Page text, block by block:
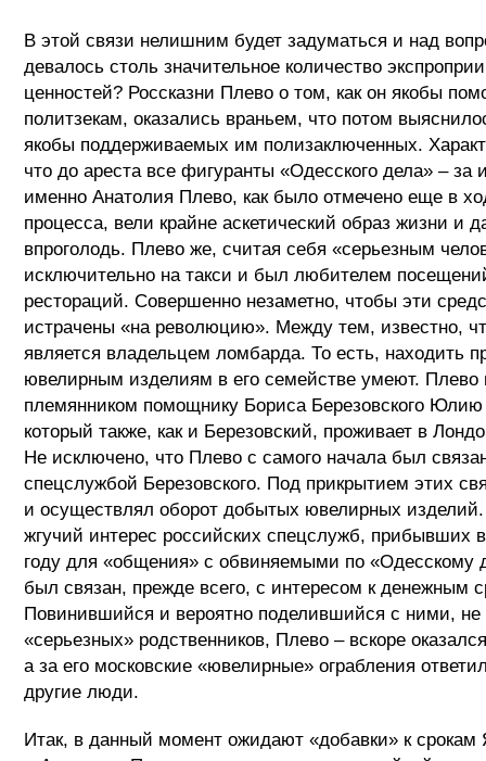
В этой связи нелишним будет задуматься и над
девалось столь значительное количество
ценностей? Россказни Плево о том, как он якобы
политзекам, оказались враньем, что потом
якобы поддерживаемых им полизаключенных.
что до ареста все фигуранты «Одесского дела» – за
именно Анатолия Плево, как было отмечено еще в
процесса, вели крайне аскетический образ жизни и
впроголодь. Плево же, считая себя «серьезным
исключительно на такси и был любителем
рестораций. Совершенно незаметно, чтобы эти
истрачены «на революцию». Между тем, известно,
является владельцем ломбарда. То есть, находить
ювелирным изделиям в его семействе умеют. Плево
племянником помощнику Бориса Березовского
который также, как и Березовский, проживает в
Не исключено, что Плево с самого начала был
спецслужбой Березовского. Под прикрытием этих
и осуществлял оборот добытых ювелирных изделий.
жгучий интерес российских спецслужб, прибывших
году для «общения» с обвиняемыми по «Одесскому
был связан, прежде всего, с интересом к денежным
Повинившийся и вероятно поделившийся с ними,
«серьезных» родственников, Плево – вскоре
а за его московские «ювелирные» ограбления
другие люди.
Итак, в данный момент ожидают «добавки» к срокам